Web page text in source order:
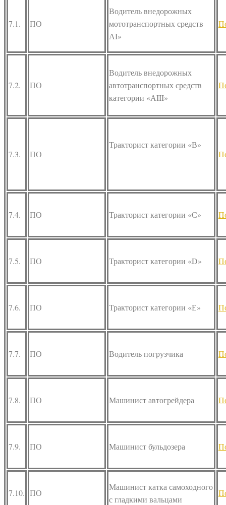
7.1. ПО
Водитель внедорожных
мототранспортных средств
АI»
7.2. ПО
Водитель внедорожных
автотранспортных средств
категории «АIII»
7.3. ПО
Тракторист категории «В»
7.4. ПО Тракторист категории «С»
7.5. ПО Тракторист категории «D»
7.6. ПО Тракторист категории «Е»
7.7. ПО Водитель погрузчика
7.8. ПО Машинист автогрейдера
7.9. ПО Машинист бульдозера
7.10. ПО
Машинист катка самоходного
с гладкими вальцами